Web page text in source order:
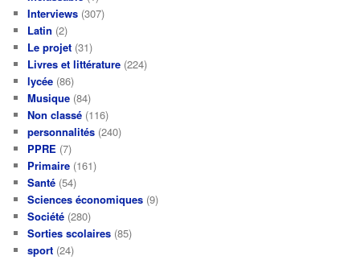
Interviews (307)
Latin (2)
Le projet (31)
Livres et littérature (224)
lycée (86)
Musique (84)
Non classé (116)
personnalités (240)
PPRE (7)
Primaire (161)
Santé (54)
Sciences économiques (9)
Société (280)
Sorties scolaires (85)
sport (24)